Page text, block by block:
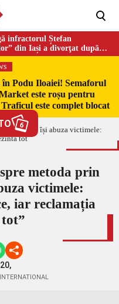
infractorul Ștefan
din Iași a divorţat după
în Podu Iloaiei! Semaforul
este roșu pentru
este complet blocat
6
metoda prin
victimele:
iar reclamația
INTERNATIONAL